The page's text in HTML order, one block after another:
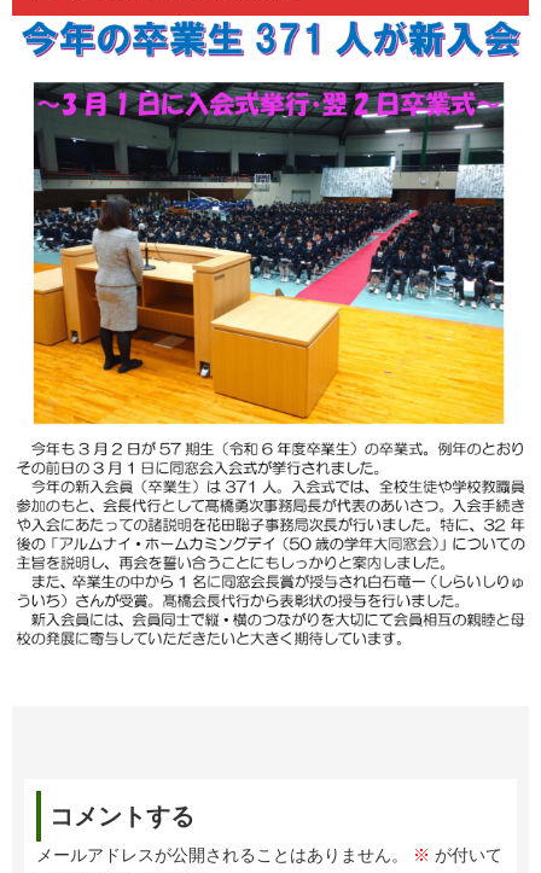
コメントする
メールアドレスが公開されることはありません。 ※ が付いて